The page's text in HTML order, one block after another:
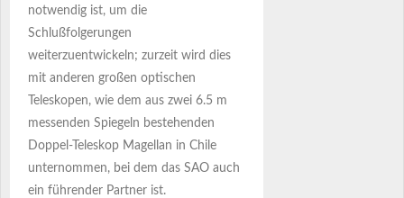
notwendig ist, um die
Schlußfolgerungen
weiterzuentwickeln; zurzeit wird dies
mit anderen großen optischen
Teleskopen, wie dem aus zwei 6.5 m
messenden Spiegeln bestehenden
Doppel-Teleskop Magellan in Chile
unternommen, bei dem das SAO auch
ein führender Partner ist.